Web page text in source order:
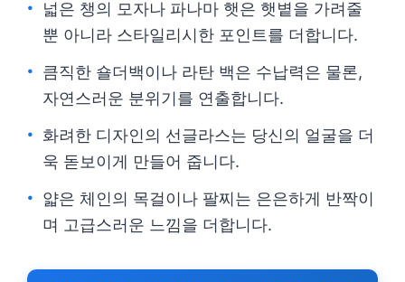
넓은 챙의 모자나 파나마 햇은 햇볕을 가려줄
뿐 아니라 스타일리시한 포인트를 더합니다.
큼직한 숄더백이나 라탄 백은 수납력은 물론,
자연스러운 분위기를 연출합니다.
화려한 디자인의 선글라스는 당신의 얼굴을 더
욱 돋보이게 만들어 줍니다.
얇은 체인의 목걸이나 팔찌는 은은하게 반짝이
며 고급스러운 느낌을 더합니다.